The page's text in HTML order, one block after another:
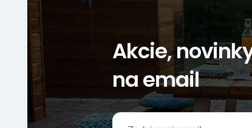
Akcie,
na email